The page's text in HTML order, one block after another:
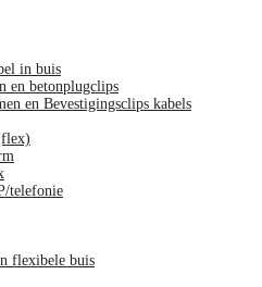
in buis
en betonplugclips
en Bevestigingsclips kabels
telefonie
flexibele buis